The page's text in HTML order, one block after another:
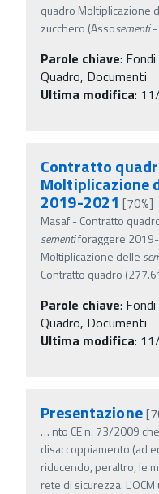
quadro Moltiplicazione
zucchero (Assosementi-
Parole chiave:
Quadro, Documenti
Ultima modifica:
Contratto
Moltiplicazione
2019-2021 [70%]
Masaf - Contratto
sementiforaggere
Moltiplicazione delle
Contratto quadro
Parole chiave:
Quadro, Documenti
Ultima modifica:
Presentazione
… nto CE n. 73/2009
disaccoppiamento (ad
riducendo, peraltro, le
rete di sicurezza. L'OCM